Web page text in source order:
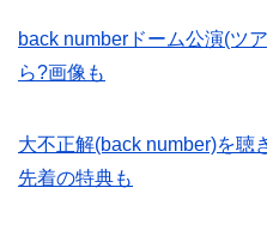
back numberドーム公演(ツ
ら?画像も
大不正解(back number)を聴
先着の特典も